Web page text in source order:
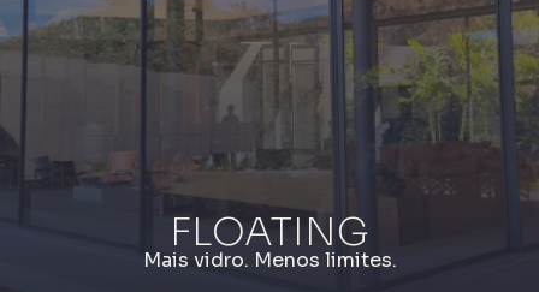
FLOATING
Mais vidro. Menos limites.